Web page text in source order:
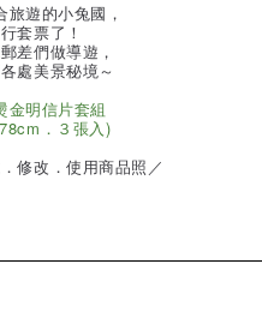
遊的小兔國，
套票了！
差們做導遊，
處美景秘境～
金明信片套組
．３張入)
修改．使用商品照／